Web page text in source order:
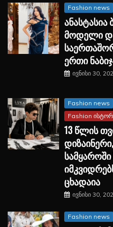
Fashion news
მოდელი
ერთი
ივნისი 30,
Fashion news
Fashion
13 წლის
ცხადაია
ივნისი 30,
Fashion news